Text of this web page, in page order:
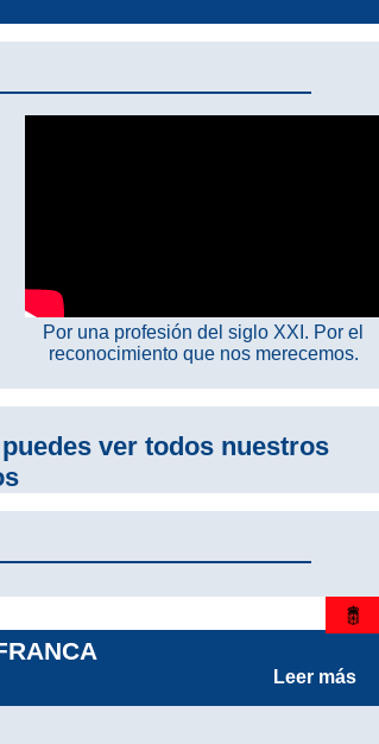
Por una profesión del siglo XXI. Por el
reconocimiento que nos merecemos.
ver todos nuestros
Leer más